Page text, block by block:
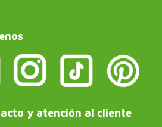
y atención al cliente